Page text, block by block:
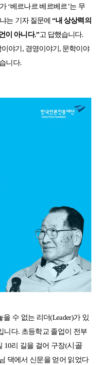
‘베르나르 베르베르’는 무
는 기자 질문에“내 상상력의
이 아니다.”고 답했습니다.
야기 , 경영이야기 , 문학이야
니다.
을 수 없는 리더(Leader)가 있
니다. 초등학교 졸업이 전부
10리 길을 걸어 구장(시골
댁에서 신문을 얻어 읽었다